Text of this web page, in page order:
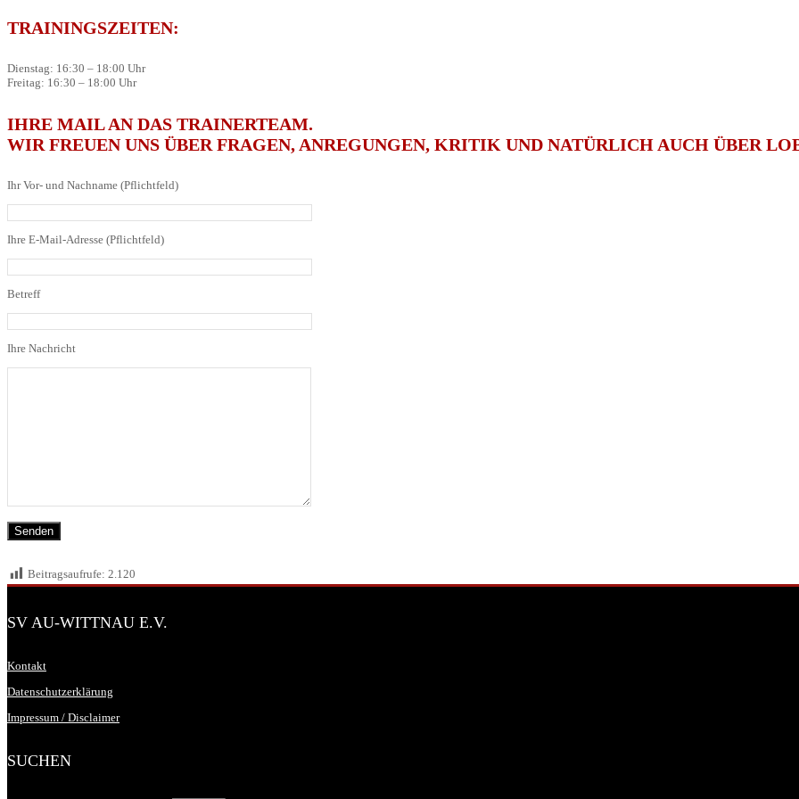
TRAININGSZEITEN:
Dienstag: 16:30 – 18:00 Uhr
Freitag: 16:30 – 18:00 Uhr
IHRE MAIL AN DAS TRAINERTEAM.
WIR FREUEN UNS ÜBER FRAGEN, ANREGUNGEN, KRITIK UND NATÜRLICH AUCH ÜBER
Ihr Vor- und Nachname (Pflichtfeld)
Ihre E-Mail-Adresse (Pflichtfeld)
Betreff
Ihre Nachricht
Beitragsaufrufe: 2.120
SV AU-WITTNAU E.V.
Kontakt
Datenschutzerklärung
Impressum / Disclaimer
SUCHEN